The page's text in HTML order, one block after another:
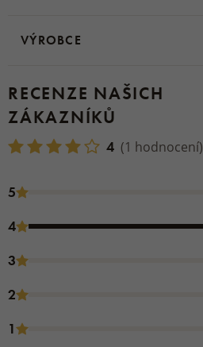
VÝROBCE
RECENZE NAŠICH
ZÁKAZNÍKŮ
4 (1 hodnocení)
5
4
3
2
1